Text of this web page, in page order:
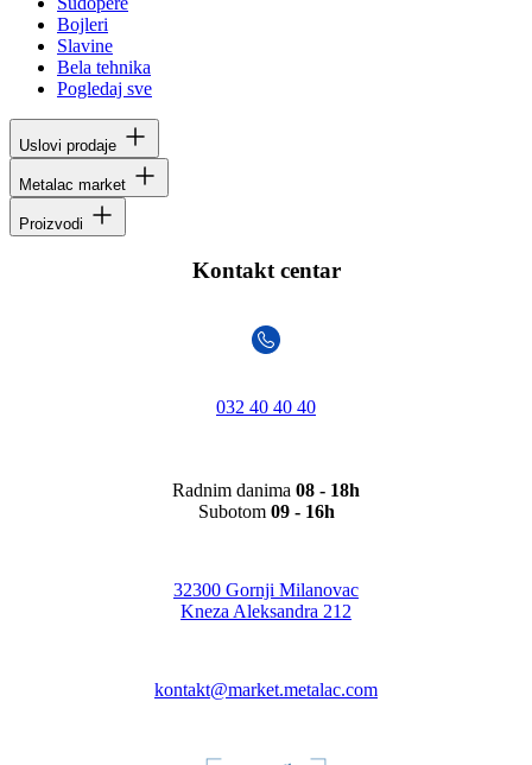
Bojleri
Slavine
Bela tehnika
Pogledaj sve
Uslovi prodaje
Metalac market
Proizvodi
Kontakt centar
032 40 40 40
Radnim danima 08 - 18h
Subotom 09 - 16h
32300 Gornji Milanovac
Kneza Aleksandra 212
kontakt@market.metalac.com